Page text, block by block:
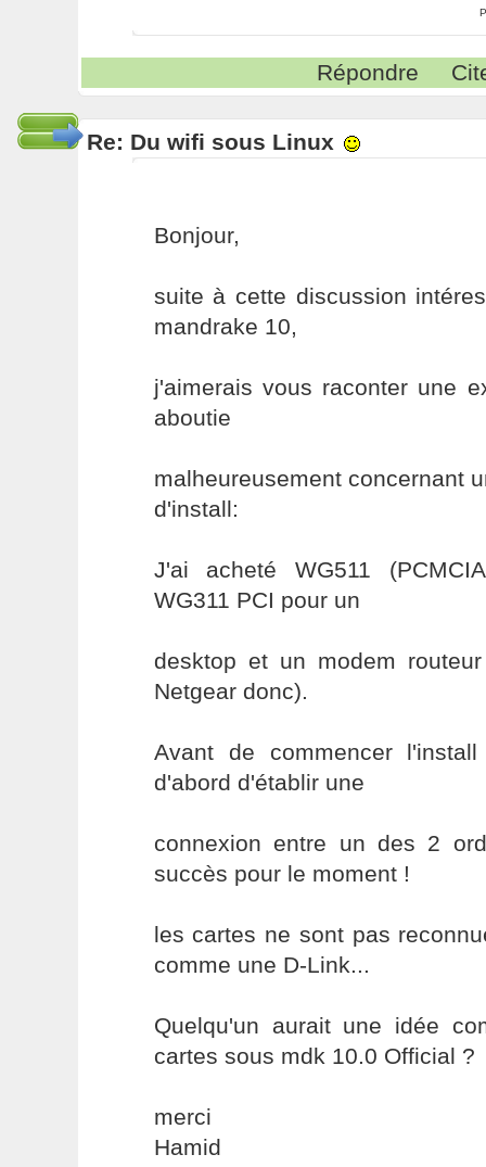
Répondre
Re: Du wifi sous Linux
Bonjour,
suite à cette discussion
mandrake 10,
j'aimerais vous raconter une
aboutie
malheureusement concernant
d'install:
J'ai acheté WG511
WG311 PCI pour un
desktop et un modem
Netgear donc).
Avant de commencer
d'abord d'établir une
connexion entre un des 2
succès pour le moment !
les cartes ne sont pas
comme une D-Link...
Quelqu'un aurait une idée
cartes sous mdk 10.0 Official ?
merci
Hamid